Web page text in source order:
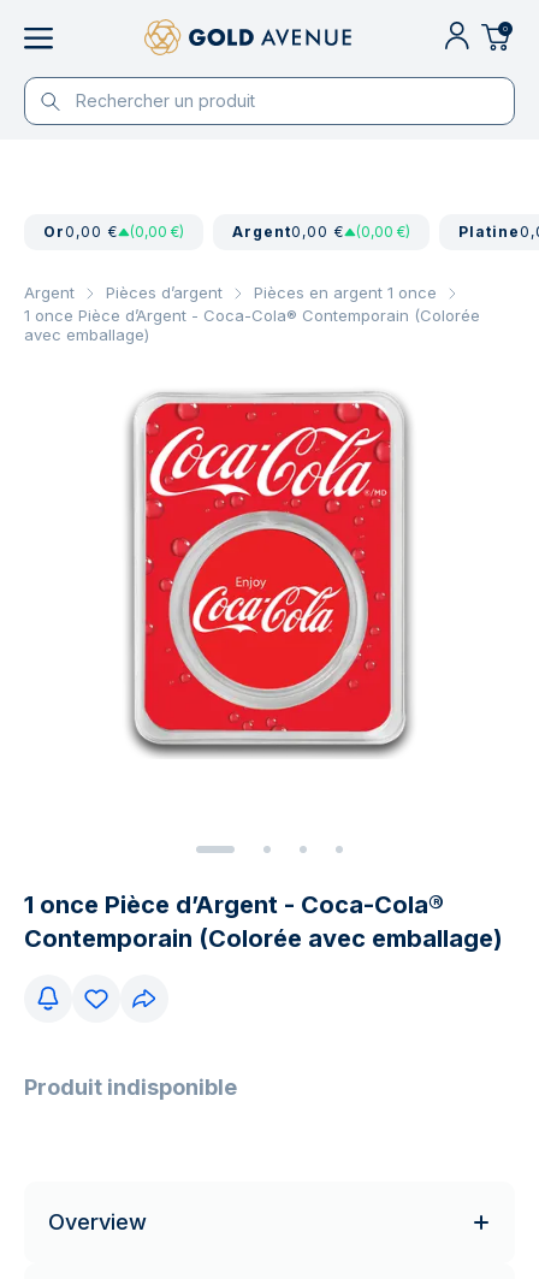
0
Or0,00 € (0,00 €) Argent0,00 € (0,00 €) Platine
Argent Pièces d’argent
Pièces en argent 1 once
1 once Pièce d’Argent - Coca-Cola® Contemporain (Colorée
avec emballage)
1 once Pièce d’Argent - Coca-Cola®
Contemporain (Colorée avec emballage)
Produit indisponible
Overview